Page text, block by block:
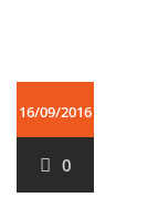
16/09/2016
0